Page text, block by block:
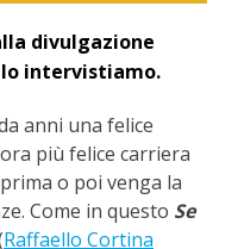
divulgazione
intervistiamo.
anni una felice
più felice carriera
o poi venga la
Come in questo Se
Raffaello Cortina